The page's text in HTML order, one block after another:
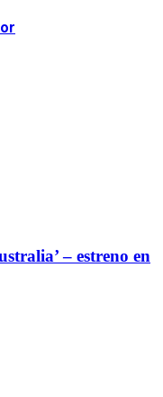
– estreno en